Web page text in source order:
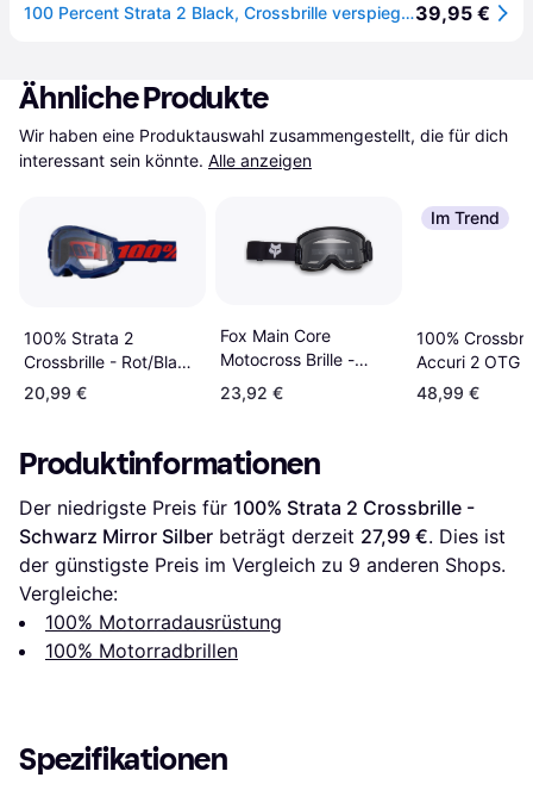
100 Percent Strata 2 Black, Crossbrille verspiegelt39,95 €
Ähnliche Produkte
Wir haben eine Produktauswahl zusammengestellt, die für dich
interessant sein könnte. Alle anzeigen
100% Strata 2
Crossbrille - Rot/Blau
Clear Lens Unisex
20,99 €
Fox Main Core
Motocross Brille -
Schwarz
23,92 €
Im Trend
100%
Accuri 2 OTG -
Schwarz
48,99 €
Produktinformationen
Der niedrigste Preis für 100% Strata 2 Crossbrille -
Schwarz Mirror Silber beträgt derzeit 27,99 €. Dies ist
der günstigste Preis im Vergleich zu 9 anderen Shops.
Vergleiche:
100% Motorradausrüstung
100% Motorradbrillen
Spezifikationen